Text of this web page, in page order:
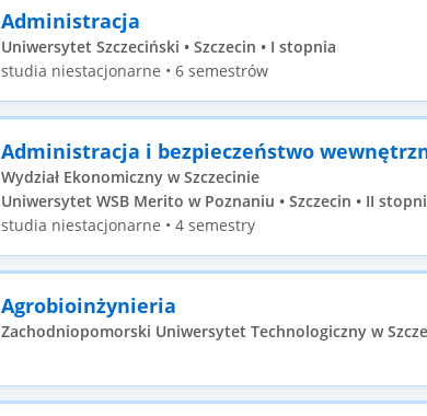
Administracja
Uniwersytet Szczeciński • Szczecin • I stopnia
studia niestacjonarne • 6 semestrów
Administracja i bezpieczeństwo
Wydział Ekonomiczny w Szczecinie
Uniwersytet WSB Merito w Poznaniu • Szczecin • II
studia niestacjonarne • 4 semestry
Agrobioinżynieria
Zachodniopomorski Uniwersytet Technologiczny w